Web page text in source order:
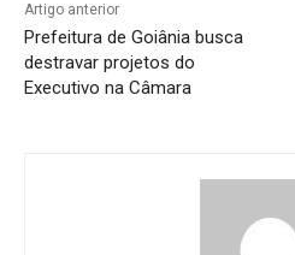
Artigo anterior
Prefeitura de Goiânia busca
destravar projetos do
Executivo na Câmara